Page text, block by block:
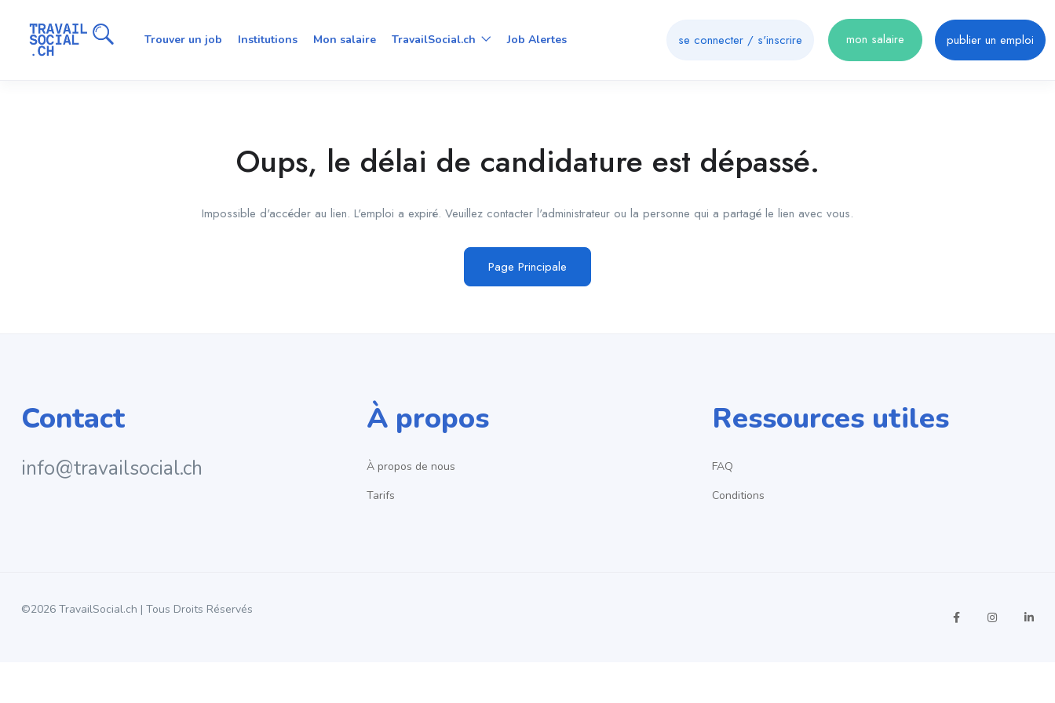
Trouver un job Institutions Mon salaire TravailSocial.ch Job Alertes se connecter / s'inscrire mon salaire publier un emploi
Oups, le délai de candidature est dépassé.
Impossible d'accéder au lien. L'emploi a expiré. Veuillez contacter l'administrateur ou la personne qui a partagé le lien avec vous.
Page Principale
Contact
info@travailsocial.ch
À propos
À propos de nous
Tarifs
Ressources utiles
FAQ
Conditions
©2026 TravailSocial.ch | Tous Droits Réservés